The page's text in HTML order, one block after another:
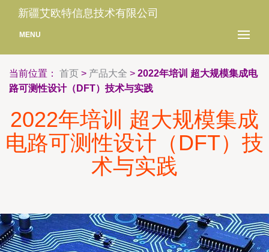
新疆艾欧特信息技术有限公司
MENU
当前位置： 首页 > 产品大全 > 2022年培训 超大规模集成电
路可测性设计（DFT）技术与实践
2022年培训 超大规模集成
电路可测性设计（DFT）技
术与实践